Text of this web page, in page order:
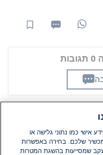
להגיב
אישי כמו נתוני גלישה או
במכשיר שלכם. בחירה באפשרות
שמסייעות בהשגת המטרות